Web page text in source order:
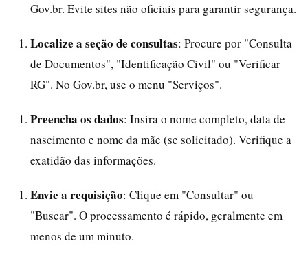
Gov.br. Evite sites não oficiais para garantir segurança.
Localize a seção de consultas: Procure por "Consulta
de Documentos", "Identificação Civil" ou "Verificar
RG". No Gov.br, use o menu "Serviços".
Preencha os dados: Insira o nome completo, data de
nascimento e nome da mãe (se solicitado). Verifique a
exatidão das informações.
Envie a requisição: Clique em "Consultar" ou
"Buscar". O processamento é rápido, geralmente em
menos de um minuto.